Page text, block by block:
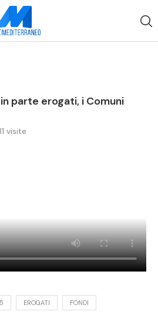
parte erogati, i Comuni
visite
EROGATI FONDI